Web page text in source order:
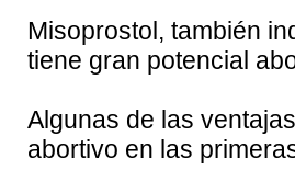
Misoprostol, también
tiene gran potencial
Algunas de las
abortivo en las